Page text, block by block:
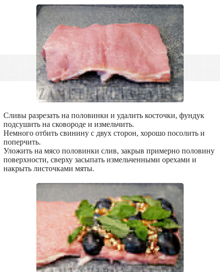
Сливы разрезать на половинки и удалить косточки, фундук
подсушить на сковороде и измельчить.
Немного отбить свинину с двух сторон, хорошо посолить и
поперчить.
Уложить на мясо половинки слив, закрыв примерно половину
поверхности, сверху засыпать измельченными орехами и
накрыть листочками мяты.